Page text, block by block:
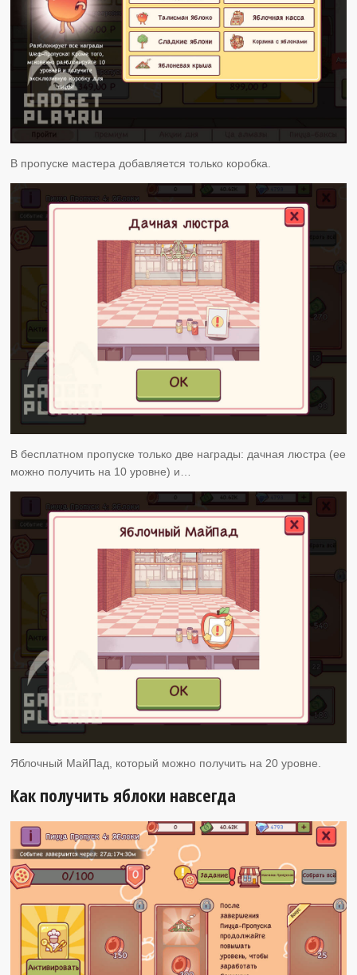
В пропуске мастера добавляется только коробка.
В бесплатном пропуске только две награды: дачная люстра (ее
можно получить на 10 уровне) и…
Яблочный МайПад, который можно получить на 20 уровне.
Как получить яблоки навсегда